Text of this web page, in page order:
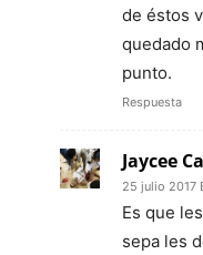
de éstos
quedado
punto.
Respuesta
Jaycee
25 julio 2017
Es que
sepa les